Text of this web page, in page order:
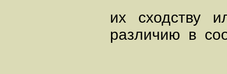
их сходству
различию в